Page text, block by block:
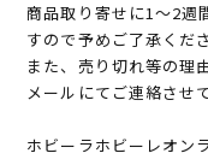
商品取り寄せに1～2週
すので予めご了承くださ
また、売り切れ等の理
メールにてご連絡させ
ホビーラホビーレオン